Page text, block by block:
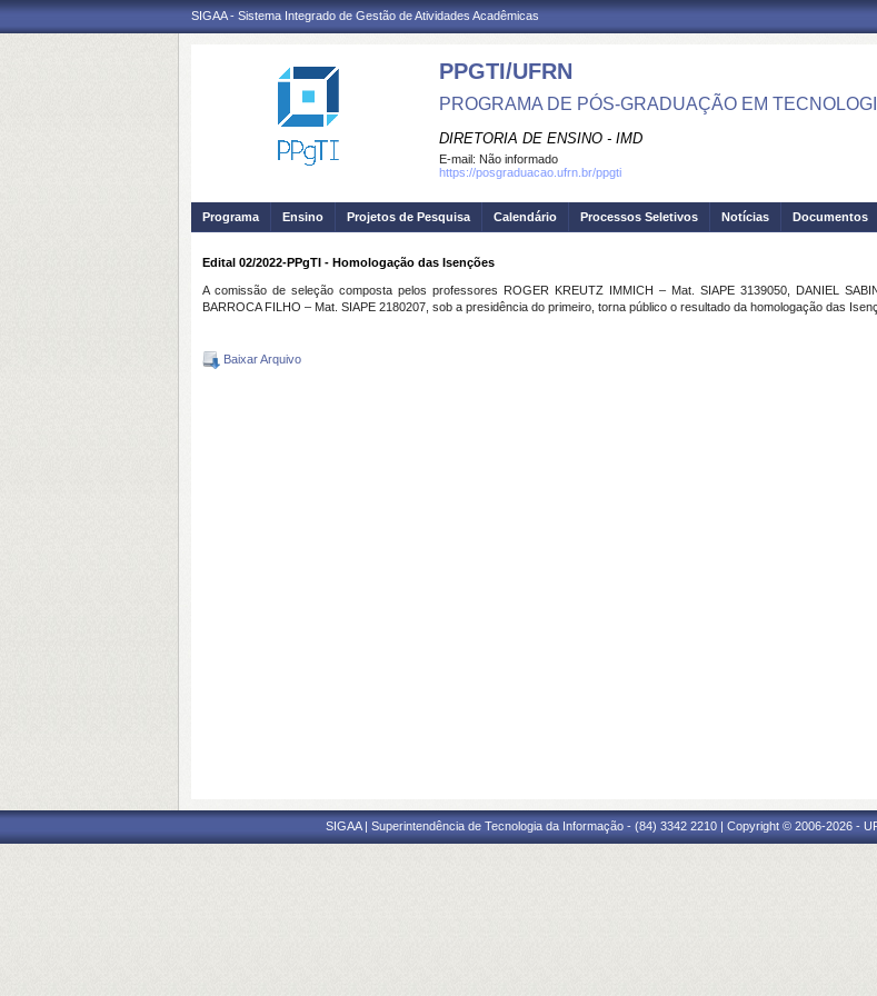
SIGAA - Sistema Integrado de Gestão de Atividades Acadêmicas
PPGTI/UFRN
PROGRAMA DE PÓS-GRADUAÇÃO EM
DIRETORIA DE ENSINO - IMD
E-mail: Não informado
https://posgraduacao.ufrn.br/ppgti
Programa Ensino Projetos de Pesquisa Calendário Processos Seletivos Notícias Documentos
Edital 02/2022-PPgTI - Homologação das Isenções
A comissão de seleção composta pelos professores ROGER KREUTZ IMMICH – Mat. SIAPE 3139050, DANIEL
BARROCA FILHO – Mat. SIAPE 2180207, sob a presidência do primeiro, torna público o resultado da homologação das
Baixar Arquivo
SIGAA | Superintendência de Tecnologia da Informação - (84) 3342 2210 | Copyright © 2006-2026 -